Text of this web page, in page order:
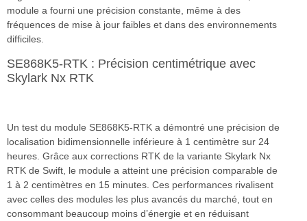
module a fourni une précision constante, même à des
fréquences de mise à jour faibles et dans des environnements
difficiles.
SE868K5-RTK : Précision centimétrique avec
Skylark Nx RTK
Un test du module SE868K5-RTK a démontré une précision de
localisation bidimensionnelle inférieure à 1 centimètre sur 24
heures. Grâce aux corrections RTK de la variante Skylark Nx
RTK de Swift, le module a atteint une précision comparable de
1 à 2 centimètres en 15 minutes. Ces performances rivalisent
avec celles des modules les plus avancés du marché, tout en
consommant beaucoup moins d’énergie et en réduisant